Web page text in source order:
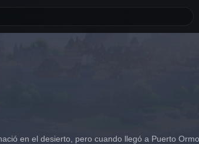
en el desierto, pero cuando llegó a Puerto